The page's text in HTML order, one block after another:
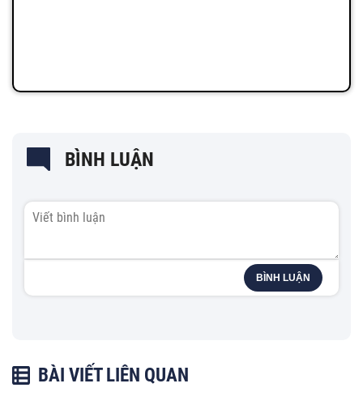
BÌNH LUẬN
BÌNH LUẬN
BÀI VIẾT LIÊN QUAN